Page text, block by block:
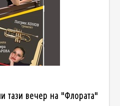
тази вечер на "Флората"